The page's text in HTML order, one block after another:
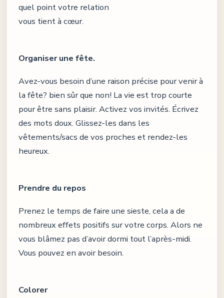
quel point votre relation
vous tient à cœur.
Organiser une fête.
Avez-vous besoin d’une raison précise pour venir à
la fête? bien sûr que non! La vie est trop courte
pour être sans plaisir. Activez vos invités. Écrivez
des mots doux. Glissez-les dans les
vêtements/sacs de vos proches et rendez-les
heureux.
Prendre du repos
Prenez le temps de faire une sieste, cela a de
nombreux effets positifs sur votre corps. Alors ne
vous blâmez pas d’avoir dormi tout l’après-midi.
Vous pouvez en avoir besoin.
Colorer